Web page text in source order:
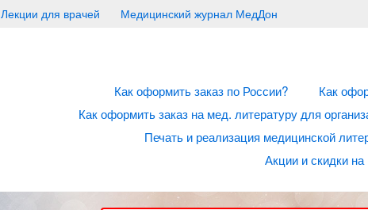
Лекции для врачей Медицинский журнал МедДон
Как оформить заказ по России?
Как
Как оформить заказ на мед. литературу для
Печать и реализация медицинской
Акции и скидки